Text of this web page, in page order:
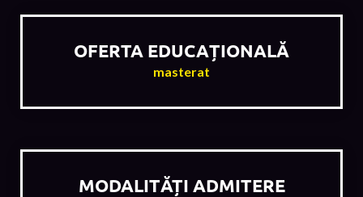
OFERTA EDUCAȚIONALĂ
masterat
MODALITĂȚI ADMITERE